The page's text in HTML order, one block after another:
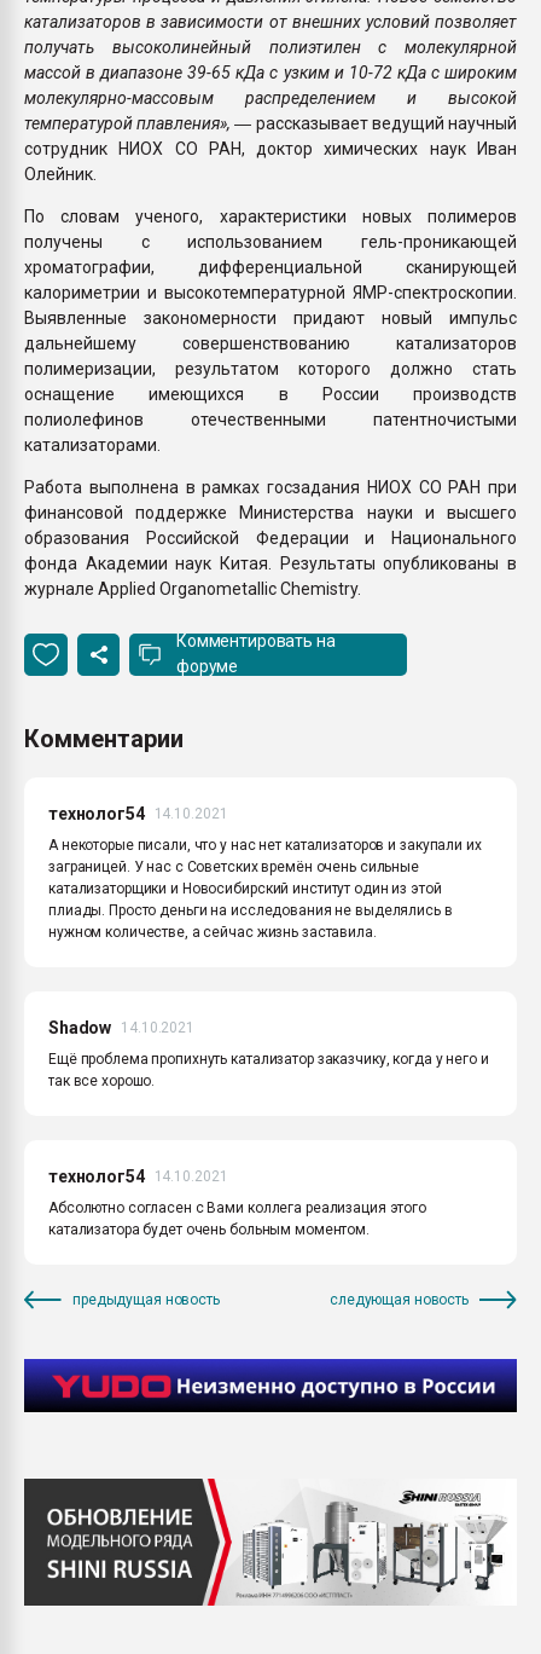
катализаторов в зависимости от внешних условий позволяет
получать высоколинейный полиэтилен с молекулярной
массой в диапазоне 39-65 кДа с узким и 10-72 кДа с широким
молекулярно-массовым распределением и высокой
температурой плавления»,― рассказывает ведущий научный
сотрудник НИОХ СО РАН, доктор химических наук Иван
Олейник.
По словам ученого, характеристики новых полимеров
получены с использованием гель-проникающей
хроматографии, дифференциальной сканирующей
калориметрии и высокотемпературной ЯМР-спектроскопии.
Выявленные закономерности придают новый импульс
дальнейшему совершенствованию катализаторов
полимеризации, результатом которого должно стать
оснащение имеющихся в России производств
полиолефинов отечественными патентночистыми
катализаторами.
Работа выполнена в рамках госзадания НИОХ СО РАН при
финансовой поддержке Министерства науки и высшего
образования Российской Федерации и Национального
фонда Академии наук Китая. Результаты опубликованы в
журнале Applied Organometallic Chemistry.
Комментировать на
форуме
Комментарии
технолог54
14.10.2021
А некоторые писали, что у нас нет катализаторов и закупали их
заграницей. У нас с Советских времён очень сильные
катализаторщики и Новосибирский институт один из этой
плиады. Просто деньги на исследования не выделялись в
нужном количестве, а сейчас жизнь заставила.
Shadow
14.10.2021
Ещё проблема пропихнуть катализатор заказчику, когда у него и
так все хорошо.
технолог54
14.10.2021
Абсолютно согласен с Вами коллега реализация этого
катализатора будет очень больным моментом.
предыдущая новость следующая новость